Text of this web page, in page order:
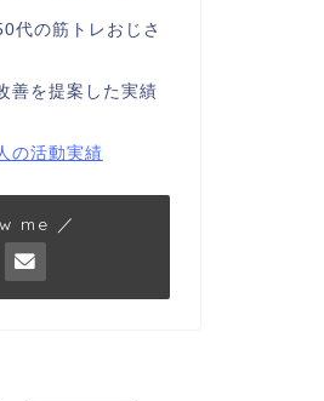
代の筋トレおじさ
善を提案した実績
の活動実績
me ／